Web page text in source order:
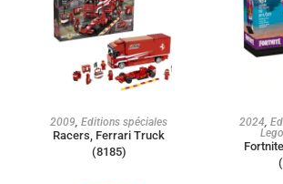
AJOUTER AU PANIER
2009, Editions spéciales
Racers, Ferrari Truck
(8185)
2024,